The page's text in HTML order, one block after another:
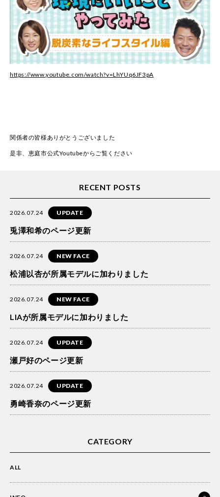
https://www.youtube.com/watch?v=LhYUq6JF3pA
関係者の皆様ありがとうございました
是非、恵庭市公式Youtubeからご覧ください
RECENT POSTS
2026.07.24 UPDATE
兎澤和希のページ更新
2026.07.24 NEW FACE
松浦以杏が所属モデルに加わりました
2026.07.24 NEW FACE
LIAが所属モデルに加わりました
2026.07.24 UPDATE
瀬戸好のページ更新
2026.07.24 UPDATE
勇崎香奈のページ更新
CATEGORY
ALL